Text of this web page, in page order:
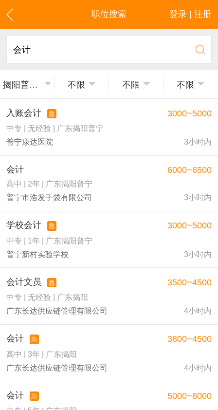
登录 | 注册
职位搜索
揭阳普宁市 不限 不限 不限
入账会计 急
中专 | 无经验 | 广东揭阳普宁
普宁康达医院
3000~5000
3小时内
会计
高中 | 2年 | 广东揭阳普宁
普宁市浩发手袋有限公司
6000~6500
3小时内
学校会计 急
中专 | 1年 | 广东揭阳普宁
普宁新村实验学校
3000~5000
3小时内
会计文员 急
中专 | 无经验 | 广东揭阳
广东长达供应链管理有限公司
3500~4500
4小时内
会计 急
高中 | 3年 | 广东揭阳
广东长达供应链管理有限公司
3800~4500
4小时内
会计 急 5000~8000